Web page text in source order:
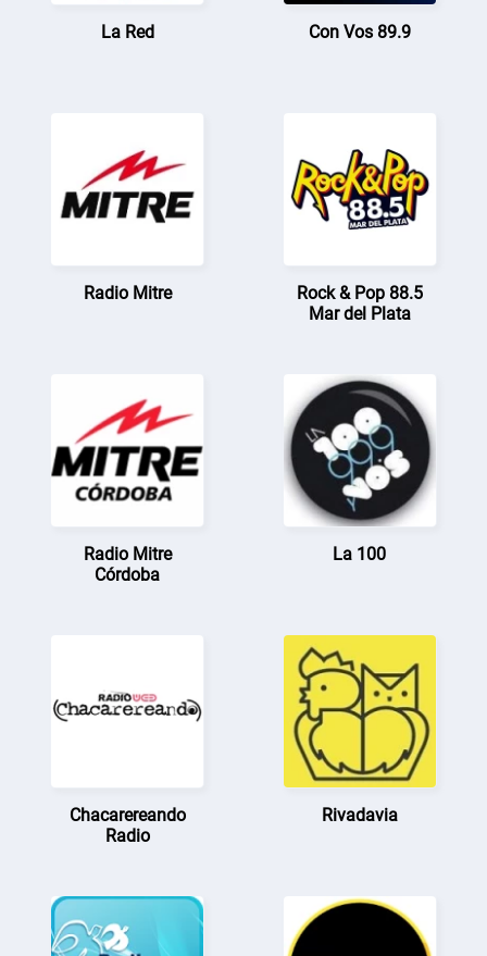
La Red Con Vos 89.9
Radio Mitre
Rock & Pop 88.5
Mar del Plata
Radio Mitre
Córdoba
La 100
Chacarereando
Radio
Rivadavia